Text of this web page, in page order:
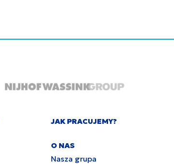
JAK PRACUJEMY?
O NAS
Nasza grupa